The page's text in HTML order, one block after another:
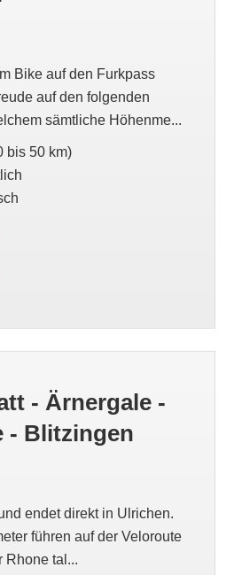
Bike auf den Furkpass
auf den folgenden
sämtliche Höhenme...
bis 50 km)
- Ärnergale -
- Blitzingen
endet direkt in Ulrichen.
führen auf der Veloroute
Rhone tal...